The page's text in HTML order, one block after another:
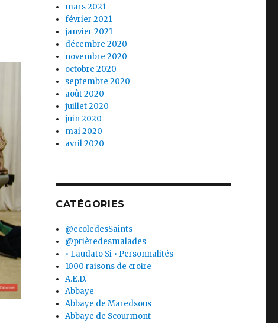
mars 2021
février 2021
janvier 2021
décembre 2020
novembre 2020
octobre 2020
septembre 2020
août 2020
juillet 2020
juin 2020
mai 2020
avril 2020
CATÉGORIES
@ecoledesSaints
@prièredesmalades
• Laudato Si • Personnalités
1000 raisons de croire
A.E.D.
Abbaye
Abbaye de Maredsous
Abbaye de Scourmont